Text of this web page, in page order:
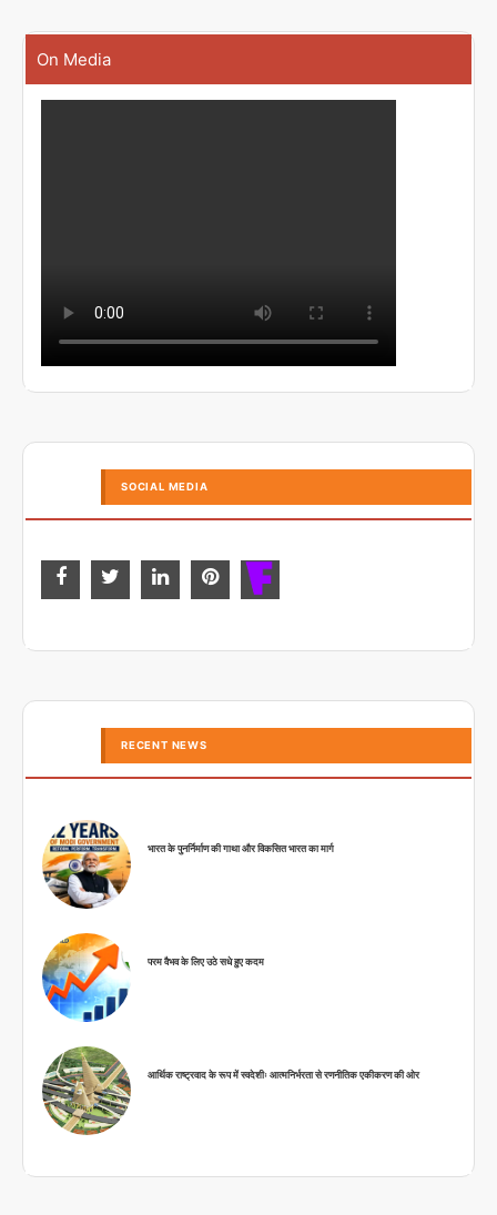
On Media
SOCIAL MEDIA
RECENT NEWS
भारत के पुनर्निर्माण की गाथा और विकसित भारत का मार्ग
परम वैभव के लिए उठे सधे हुए कदम
आर्थिक राष्ट्रवाद के रूप में स्वदेशीः आत्मनिर्भरता से रणनीतिक एकीकरण की ओर